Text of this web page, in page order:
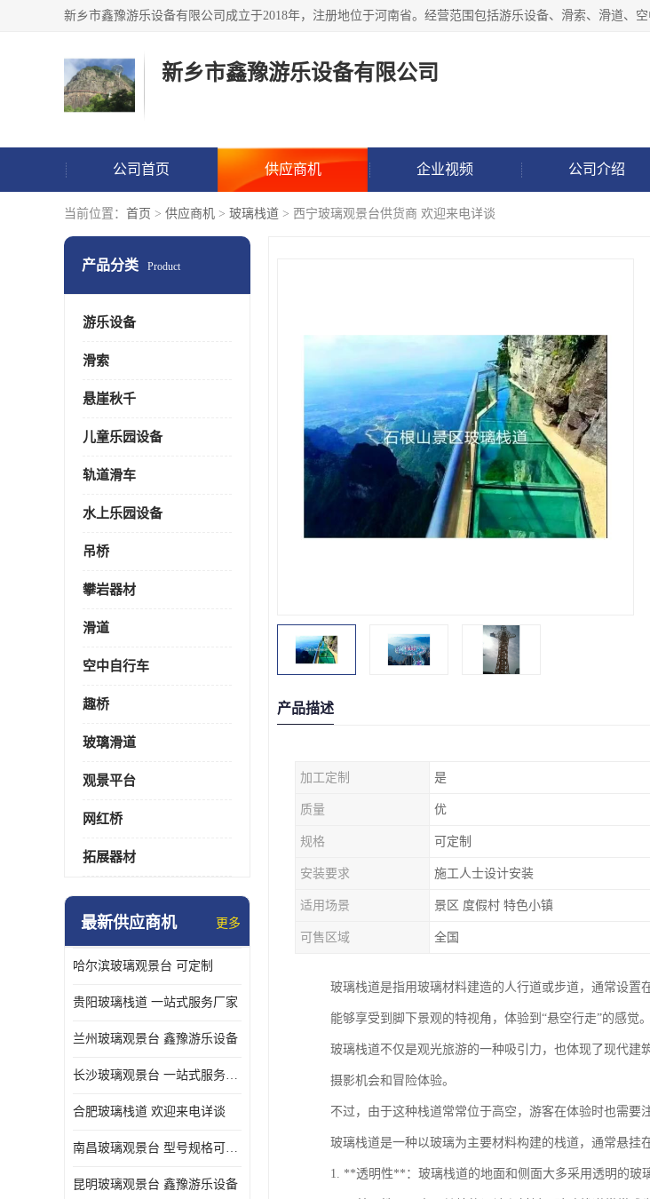
新乡市鑫豫游乐设备有限公司
公司首页 供应商机 企业视频 公司介绍
当前位置： 首页 > 供应商机 > 玻璃栈道 > 西宁玻璃观景台供货商 欢迎来电详谈
产品分类 Product
游乐设备
滑索
悬崖秋千
儿童乐园设备
轨道滑车
水上乐园设备
吊桥
攀岩器材
滑道
空中自行车
趣桥
玻璃滑道
观景平台
网红桥
拓展器材
最新供应商机 更多
哈尔滨玻璃观景台 可定制
贵阳玻璃栈道 一站式服务厂家
兰州玻璃观景台 鑫豫游乐设备
长沙玻璃观景台 一站式服务厂家
合肥玻璃栈道 欢迎来电详谈
南昌玻璃观景台 型号规格可定制
昆明玻璃观景台 鑫豫游乐设备
产品描述
加工定制 是
质量 优
规格 可定制
安装要求 施工人士设计安装
适用场景 景区 度假村 特色小镇
可售区域 全国
玻璃栈道是指用玻璃材料建造的人行道或步道，通常设
能够享受到脚下景观的特视角，体验到“悬空行走”的感觉。
玻璃栈道不仅是观光旅游的一种吸引力，也体现了现代
摄影机会和冒险体验。
不过，由于这种栈道常常位于高空，游客在体验时也需要
玻璃栈道是一种以玻璃为主要材料构建的栈道，通常悬挂
1. **透明性**：玻璃栈道的地面和侧面大多采用透明的玻